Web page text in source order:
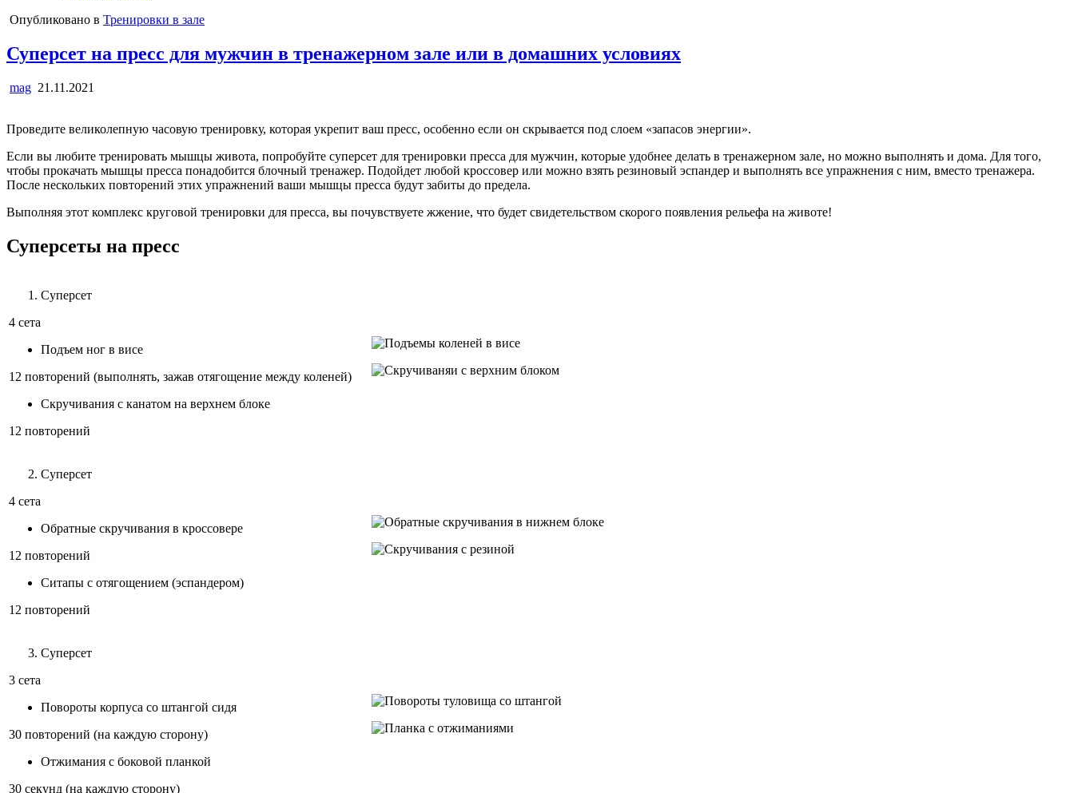
Опубликовано в Тренировки в зале
Суперсет на пресс для мужчин в тренажерном зале или в домашних условиях
mag 21.11.2021
Проведите великолепную часовую тренировку, которая укрепит ваш пресс, особенно если он скрывается под слоем «запасов энергии».
Если вы любите тренировать мышцы живота, попробуйте суперсет для тренировки пресса для мужчин, которые удобнее делать в тренажерном зале, но можно выполнять и дома. Для того,
чтобы прокачать мышцы пресса понадобится блочный тренажер. Подойдет любой кроссовер или можно взять резиновый эспандер и выполнять все упражнения с ним, вместо тренажера.
После нескольких повторений этих упражнений ваши мышцы пресса будут забиты до предела.
Выполняя этот комплекс круговой тренировки для пресса, вы почувствуете жжение, что будет свидетельством скорого появления рельефа на животе!
Суперсеты на пресс
Суперсет
4 сета
Подъем ног в висе
12 повторений (выполнять, зажав отягощение между коленей)
Скручивания с канатом на верхнем блоке
12 повторений
Суперсет
4 сета
Обратные скручивания в кроссовере
12 повторений
Ситапы с отягощением (эспандером)
12 повторений
Суперсет
3 сета
Повороты корпуса со штангой сидя
30 повторений (на каждую сторону)
Отжимания с боковой планкой
30 секунд (на каждую сторону)